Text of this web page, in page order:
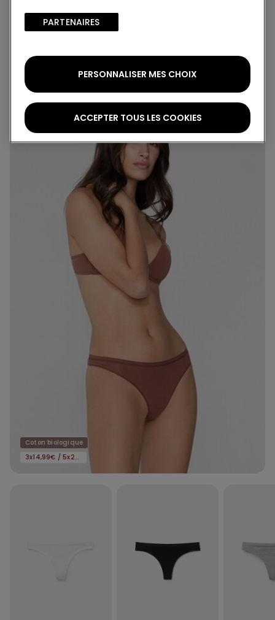
5 Couleurs
Coton biologique
3x14,99€ / 5x22,99€
PARTENAIRES​
PERSONNALISER MES CHOIX
ACCEPTER TOUS LES COOKIES